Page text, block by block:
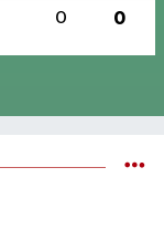
0 0